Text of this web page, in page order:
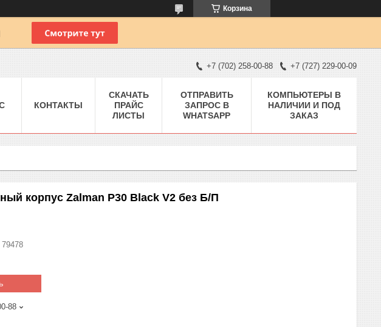
Корзина
+7 (702) 258-00-88 +7 (727) 229-00-09
КОНТАКТЫ
СКАЧАТЬ
ПРАЙС
ЛИСТЫ
ОТПРАВИТЬ
ЗАПРОС В
WHATSAPP
КОМПЬЮТЕРЫ В
НАЛИЧИИ И ПОД
ЗАКАЗ
корпус Zalman P30 Black V2 без Б/П
79478
88